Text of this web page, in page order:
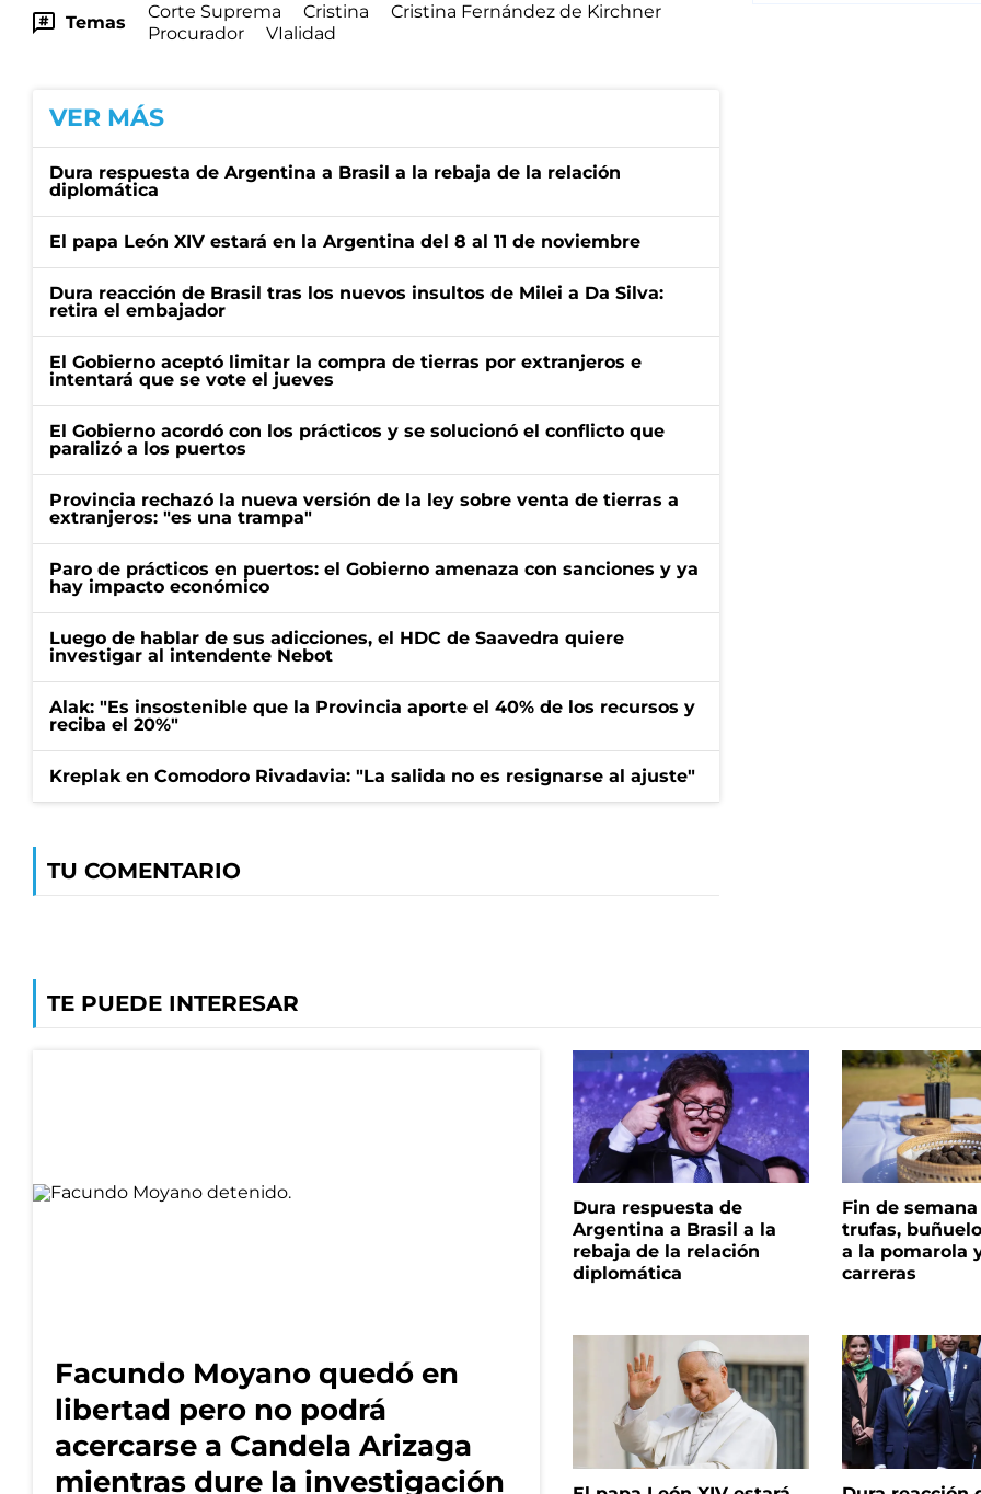
Temas
Corte Suprema Cristina
Cristina Fernández de Kirchner
Procurador
VIalidad
VER MÁS
Dura respuesta de Argentina a Brasil a la rebaja de la relación
diplomática
El papa León XIV estará en la Argentina del 8 al 11 de noviembre
Dura reacción de Brasil tras los nuevos insultos de Milei a Da Silva:
retira el embajador
El Gobierno aceptó limitar la compra de tierras por extranjeros e
intentará que se vote el jueves
El Gobierno acordó con los prácticos y se solucionó el conflicto que
paralizó a los puertos
Provincia rechazó la nueva versión de la ley sobre venta de tierras a
extranjeros: "es una trampa"
Paro de prácticos en puertos: el Gobierno amenaza con sanciones y ya
hay impacto económico
Luego de hablar de sus adicciones, el HDC de Saavedra quiere
investigar al intendente Nebot
Alak: "Es insostenible que la Provincia aporte el 40% de los recursos y
reciba el 20%"
Kreplak en Comodoro Rivadavia: "La salida no es resignarse al ajuste"
TU COMENTARIO
TE PUEDE INTERESAR
Facundo Moyano quedó en
libertad pero no podrá
acercarse a Candela Arizaga
mientras dure la investigación
Dura respuesta de
Argentina a Brasil a la
rebaja de la relación
diplomática
Fin de semana
trufas,
a la pomarola
carreras